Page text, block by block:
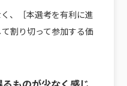
、［本選考を有利に進
割り切って参加する価